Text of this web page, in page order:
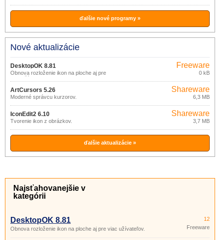
ďalšie nové programy »
Nové aktualizácie
DesktopOK 8.81
Obnova rozloženie ikon na ploche aj pre
viac užívateľov.
Freeware
0 kB
ArtCursors 5.26
Moderné správcu kurzorov.
Shareware
6,3 MB
IconEdit2 6.10
Tvorenie ikon z obrázkov.
Shareware
3,7 MB
ďalšie aktualizácie »
Najsťahovanejšie v
kategórii
DesktopOK 8.81
Obnova rozloženie ikon na ploche aj pre viac užívateľov.
12
Freeware